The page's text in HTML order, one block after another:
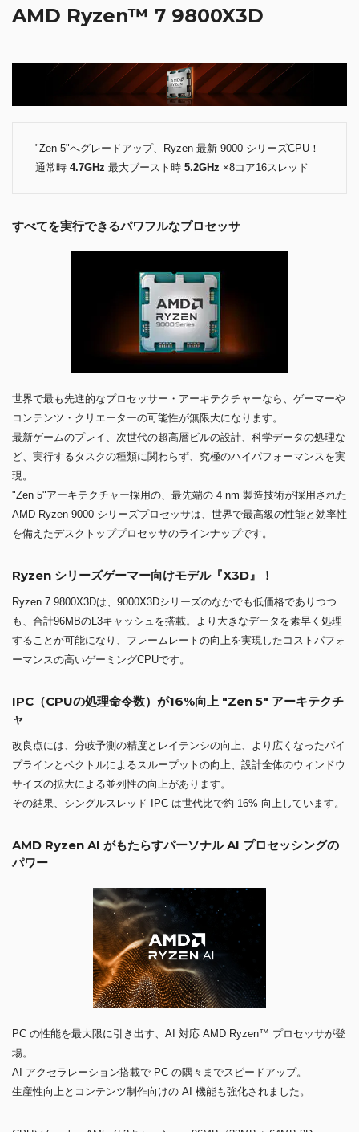
AMD Ryzen™ 7 9800X3D
"Zen 5"へグレードアップ、Ryzen 最新 9000 シリーズCPU！
通常時 4.7GHz 最大ブースト時 5.2GHz ×8コア16スレッド
すべてを実行できるパワフルなプロセッサ
世界で最も先進的なプロセッサー・アーキテクチャーなら、ゲーマーや
コンテンツ・クリエーターの可能性が無限大になります。
最新ゲームのプレイ、次世代の超高層ビルの設計、科学データの処理な
ど、実行するタスクの種類に関わらず、究極のハイパフォーマンスを実
現。
"Zen 5"アーキテクチャー採用の、最先端の 4 nm 製造技術が採用された
AMD Ryzen 9000 シリーズプロセッサは、世界で最高級の性能と効率性
を備えたデスクトッププロセッサのラインナップです。
Ryzen シリーズゲーマー向けモデル『X3D』！
Ryzen 7 9800X3Dは、9000X3Dシリーズのなかでも低価格でありつつ
も、合計96MBのL3キャッシュを搭載。より大きなデータを素早く処理
することが可能になり、フレームレートの向上を実現したコストパフォ
ーマンスの高いゲーミングCPUです。
IPC（CPUの処理命令数）が16%向上 "Zen 5" アーキテクチ
ャ
改良点には、分岐予測の精度とレイテンシの向上、より広くなったパイ
プラインとベクトルによるスループットの向上、設計全体のウィンドウ
サイズの拡大による並列性の向上があります。
その結果、シングルスレッド IPC は世代比で約 16% 向上しています。
AMD Ryzen AI がもたらすパーソナル AI プロセッシングの
パワー
PC の性能を最大限に引き出す、AI 対応 AMD Ryzen™ プロセッサが登
場。
AI アクセラレーション搭載で PC の隅々までスピードアップ。
生産性向上とコンテンツ制作向けの AI 機能も強化されました。